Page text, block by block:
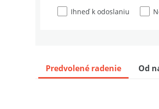
Mivardi Kraťasy MC
Ihneď k odoslaniu
Predvolené radenie Od